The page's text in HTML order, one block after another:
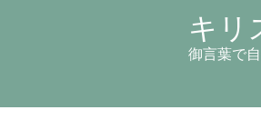
キリ
御言葉で